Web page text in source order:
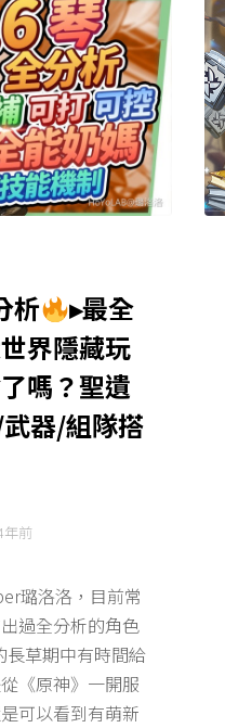
析
▸最全
界隱藏玩
嗎？聖遺
器/組隊搭
年前
璐洛洛，目前常
過全分析的角色
長草期中有時間給
《原神》一開服
可以看到有萌新